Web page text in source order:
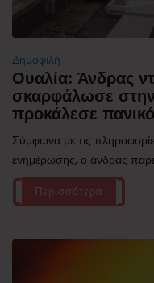
Δημοφιλή
Ουαλία: Άνδρας
σκαρφάλωσε
προκάλεσε πανικό
Σύμφωνα με τις
ενημέρωσης, ο άνδρας
Περισσότερα